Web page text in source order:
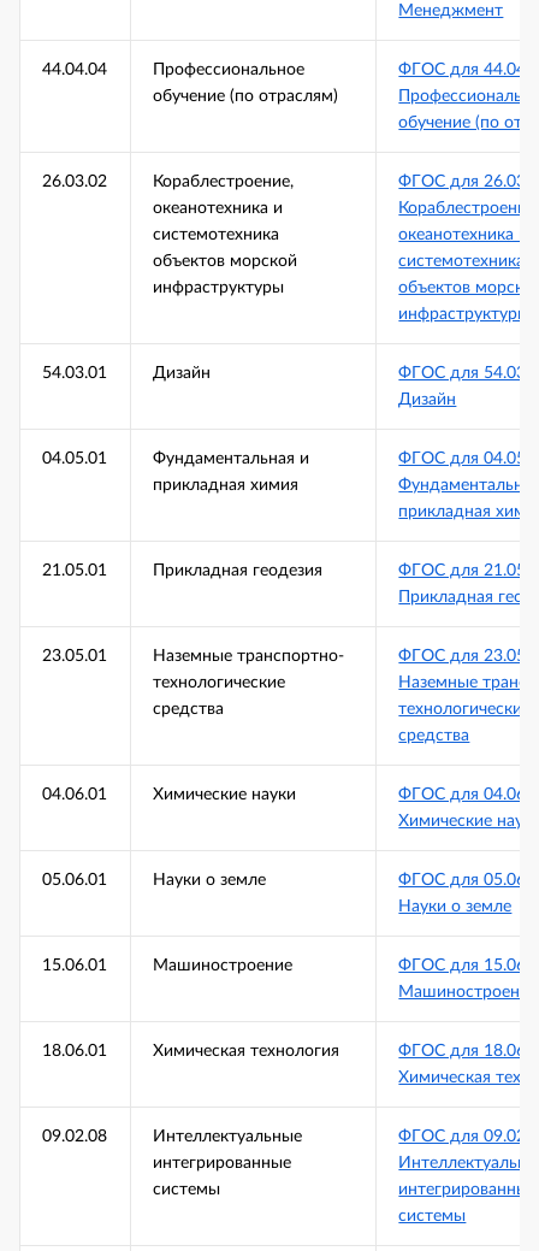
Менеджмент
44.04.04
Профессиональное
обучение (по отраслям)
ФГОС для
обучение (по
26.03.02
Кораблестроение,
океанотехника и
системотехника
объектов морской
инфраструктуры
ФГОС для
Кораблестроение,
океанотехника и
системотехника
объектов
инфраструктуры
54.03.01 Дизайн
ФГОС для
Дизайн
04.05.01
Фундаментальная и
прикладная химия
ФГОС для
прикладная
21.05.01 Прикладная геодезия
ФГОС для
Прикладная
23.05.01
Наземные транспортно-
технологические
средства
ФГОС для
Наземные
технологические
средства
04.06.01 Химические науки
ФГОС для
Химические
05.06.01 Науки о земле
ФГОС для
Науки о земле
15.06.01 Машиностроение
ФГОС для
Машиностроение
18.06.01 Химическая технология
ФГОС для
Химическая
09.02.08
Интеллектуальные
интегрированные
системы
ФГОС для
интегрированные
системы